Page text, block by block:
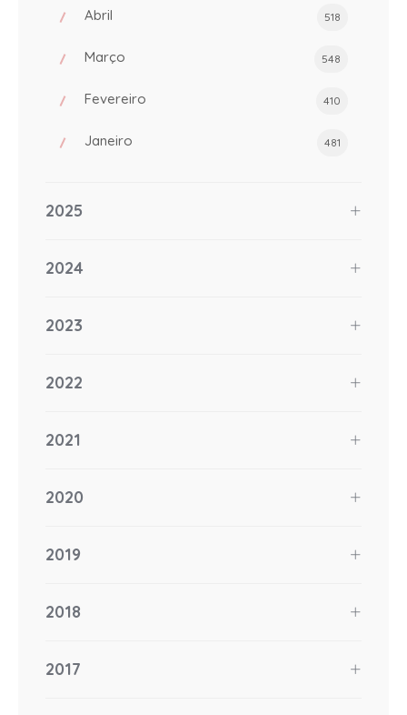
Abril 518
Março 548
Fevereiro 410
Janeiro 481
2025
2024
2023
2022
2021
2020
2019
2018
2017